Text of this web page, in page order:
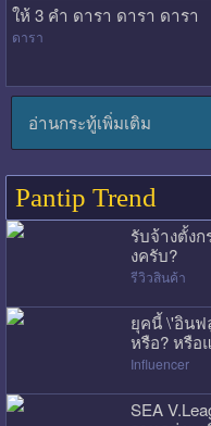
ให้ 3 คำ ดารา ดารา ดารา
ดารา
อ่านกระทู้เพิ่มเติม
Pantip Trend
รับจ้างตั้ง
งครับ?
รีวิวสินค้า
ยุคนี้ \'อินฟ
หรือ? หรือ
Influencer
SEA